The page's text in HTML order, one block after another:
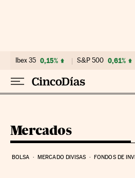
Ibex 35 0,15% S&P 500 0,61%
Mercados
BOLSA MERCADO DIVISAS FONDOS DE